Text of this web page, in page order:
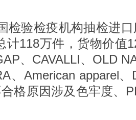
检验检疫机构抽检进
计118万件，货物价值
、CAVALLI、OLD
、American apparel
格原因涉及色牢度、